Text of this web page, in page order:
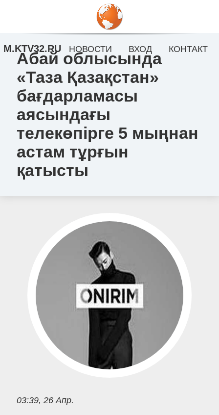
Абай облысында
«Таза Қазақстан»
бағдарламасы
аясындағы
телекөпірге 5 мыңнан
астам тұрғын
қатысты
03:39, 26 Апр.
M.KTV32.RU НОВОСТИ ВХОД КОНТАКТ